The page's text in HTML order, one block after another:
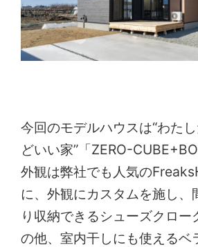
今回のモデルハウスは“わた
どいい家”「ZERO-
外観は弊社でも人気の
に、外観にカスタムを施し、
り収納できるシューズクロー
の他、室内干しにも使えるベ